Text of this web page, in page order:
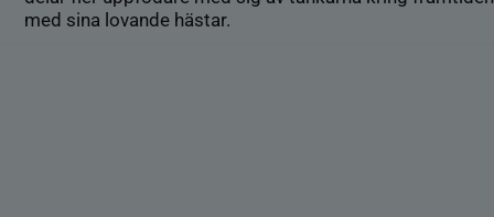
med sina lovande hästar.